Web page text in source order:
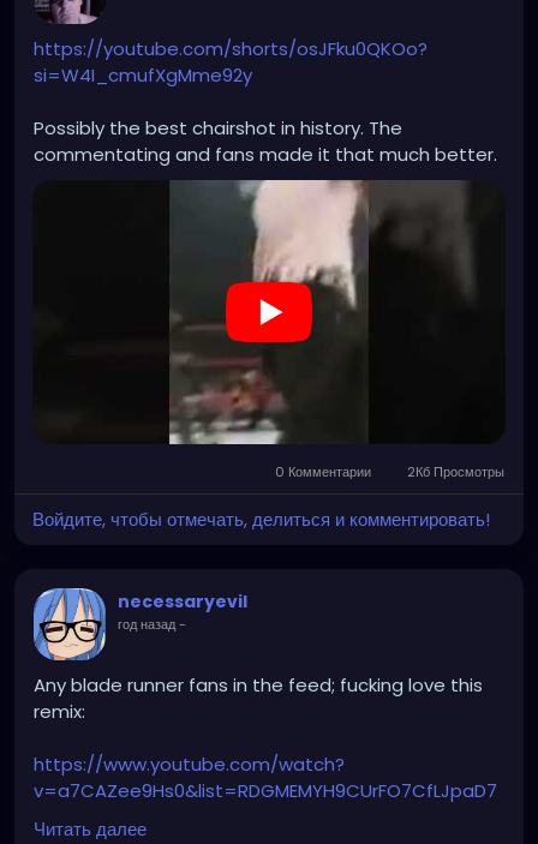
https://youtube.com/shorts/osJFku0QKOo?
si=W4I_cmufXgMme92y
Possibly the best chairshot in history. The
commentating and fans made it that much better.
0 Комментарии 2Кб Просмотры
Войдите, чтобы отмечать, делиться и комментировать!
necessaryevil
год назад-
Any blade runner fans in the feed; fucking love this
remix:
https://www.youtube.com/watch?
v=a7CAZee9Hs0&list=RDGMEMYH9CUrFO7CfLJpaD7
UR85wVMvRVDax4204I&index=2
Читать далее